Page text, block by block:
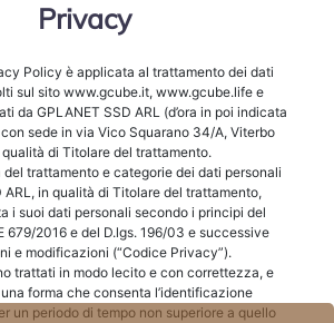
Privacy
Policy è applicata al trattamento dei dati
sul sito www.gcube.it, www.gcube.life e
da GPLANET SSD ARL (d’ora in poi indicata
sede in via Vico Squarano 34/A, Viterbo
qualità di Titolare del trattamento.
del trattamento e categorie dei dati personali
ARL, in qualità di Titolare del trattamento,
i suoi dati personali secondo i principi del
679/2016 e del D.lgs. 196/03 e successive
e modificazioni (“Codice Privacy”).
trattati in modo lecito e con correttezza, e
forma che consenta l’identificazione
un periodo di tempo non superiore a quello